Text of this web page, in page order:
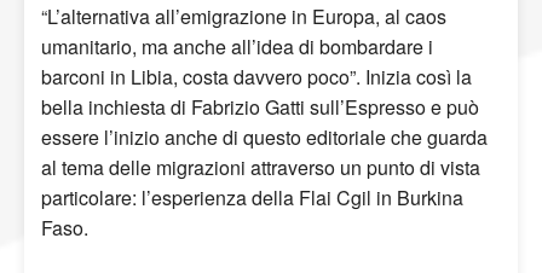
“L’alternativa all’emigrazione in Europa, al caos
umanitario, ma anche all’idea di bombardare i
barconi in Libia, costa davvero poco”. Inizia così la
bella inchiesta di Fabrizio Gatti sull’Espresso e può
essere l’inizio anche di questo editoriale che guarda
al tema delle migrazioni attraverso un punto di vista
particolare: l’esperienza della Flai Cgil in Burkina
Faso.